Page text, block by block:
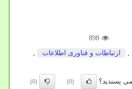
898
, ارتباطات و فناوری اطلاعات
,
پسندید؟ (0)
(0)